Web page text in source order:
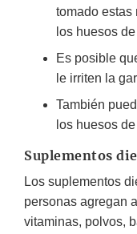
tomado estas
los huesos
Es posible
le irriten la
También
los huesos
Suplementos
Los suplementos
personas agregan
vitaminas, polvos,